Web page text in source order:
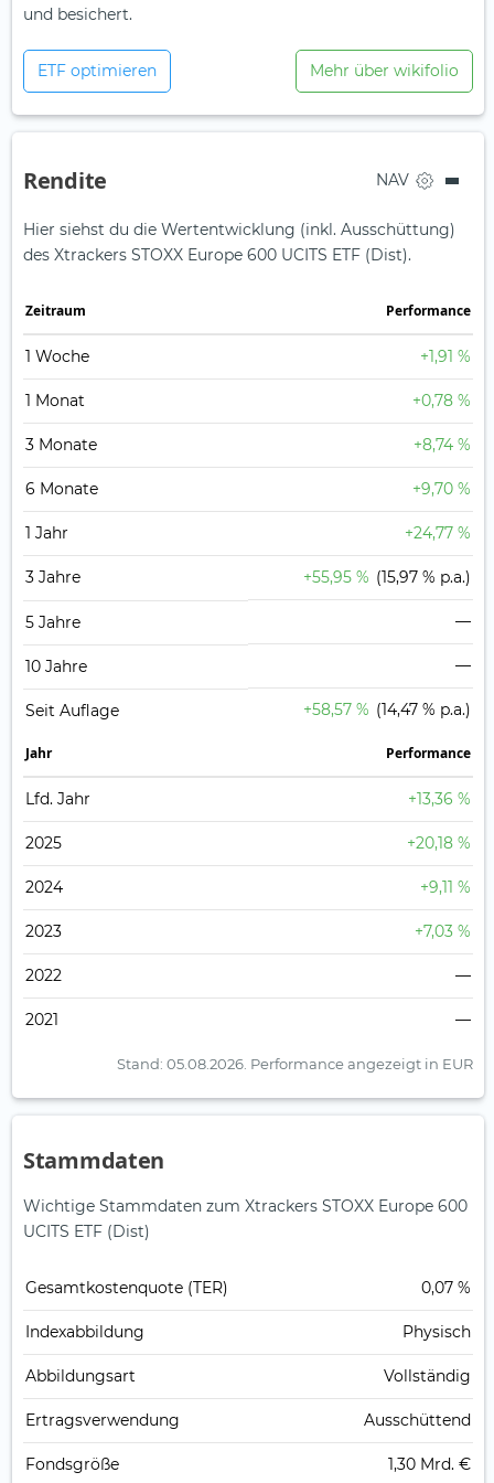
und besichert.
ETF optimieren Mehr über wikifolio
Rendite NAV
Hier siehst du die Wertentwicklung (inkl. Ausschüttung)
des Xtrackers STOXX Europe 600 UCITS ETF (Dist).
Zeit­raum Perfor­mance
1 Woche +1,91 %
1 Monat +0,78 %
3 Monate +8,74 %
6 Monate +9,70 %
1 Jahr +24,77 %
3 Jahre +55,95 % (15,97 % p.a.)
5 Jahre —
10 Jahre —
Seit Auflage +58,57 % (14,47 % p.a.)
Jahr Perfor­mance
Lfd. Jahr +13,36 %
2025 +20,18 %
2024 +9,11 %
2023 +7,03 %
2022 —
2021 —
Stand: 05.08.2026. Performance angezeigt in EUR
Stammdaten
Wichtige Stammdaten zum Xtrackers STOXX Europe 600
UCITS ETF (Dist)
Gesamt­kosten­quote (TER) 0,07 %
Index­abbildung Physisch
Abbildungs­art Vollständig
Ertrags­verwendung Ausschüttend
Fonds­größe 1,30 Mrd. €